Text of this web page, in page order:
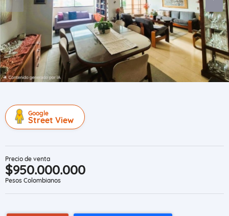
Google
Street View
Precio de venta
$950.000.000
Pesos Colombianos